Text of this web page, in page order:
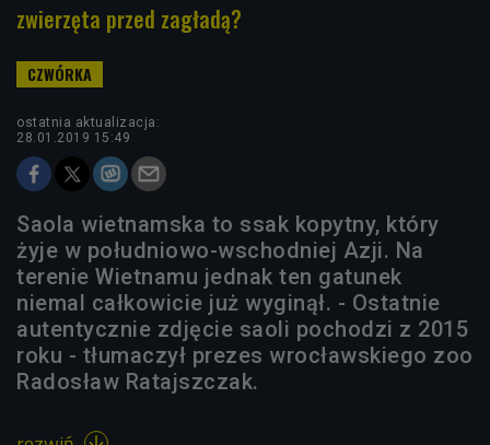
zwierzęta przed zagładą?
ostatnia aktualizacja:
28.01.2019 15:49
Saola wietnamska to ssak kopytny, który
żyje w południowo-wschodniej Azji. Na
terenie Wietnamu jednak ten gatunek
niemal całkowicie już wyginął. - Ostatnie
autentycznie zdjęcie saoli pochodzi z 2015
roku - tłumaczył prezes wrocławskiego zoo
Radosław Ratajszczak.